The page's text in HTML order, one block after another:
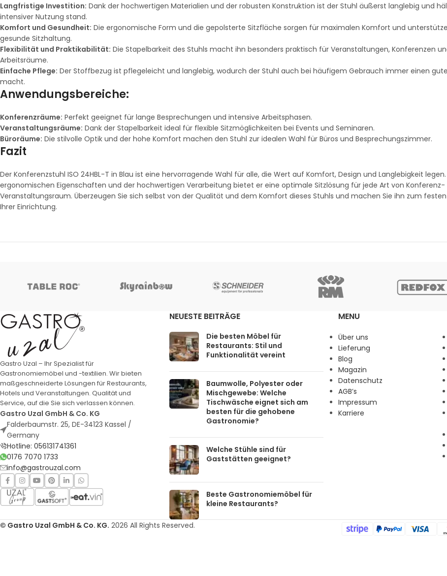
Langfristige Investition: Dank der hochwertigen Materialien und der robusten Konstruktion ist der Stuhl äußerst langlebig und
intensiver Nutzung stand.
Komfort und Gesundheit: Die ergonomische Form und die gepolsterte Sitzfläche sorgen für maximalen Komfort und
gesunde Sitzhaltung.
Flexibilität und Praktikabilität: Die Stapelbarkeit des Stuhls macht ihn besonders praktisch für Veranstaltungen, Konferenzen
Arbeitsräume.
Einfache Pflege: Der Stoffbezug ist pflegeleicht und langlebig, wodurch der Stuhl auch bei häufigem Gebrauch immer einen
macht.
Anwendungsbereiche:
Konferenzräume: Perfekt geeignet für lange Besprechungen und intensive Arbeitsphasen.
Veranstaltungsräume: Dank der Stapelbarkeit ideal für flexible Sitzmöglichkeiten bei Events und Seminaren.
Büroräume: Die stilvolle Optik und der hohe Komfort machen den Stuhl zur idealen Wahl für Büros und Besprechungszimmer.
Fazit
Der Konferenzstuhl ISO 24HBL-T in Blau ist eine hervorragende Wahl für alle, die Wert auf Komfort, Design und Langlebigkeit
ergonomischen Eigenschaften und der hochwertigen Verarbeitung bietet er eine optimale Sitzlösung für jede Art von Konferenz-
Veranstaltungsraum. Überzeugen Sie sich selbst von der Qualität und dem Komfort dieses Stuhls und machen Sie ihn zum
Ihrer Einrichtung.
Gastro Uzal – Ihr Spezialist für
Gastronomiemöbel und -textilien. Wir bieten
maßgeschneiderte Lösungen für Restaurants,
Hotels und Veranstaltungen. Qualität und
Service, auf die Sie sich verlassen können.
Gastro Uzal GmbH & Co. KG
Falderbaumstr. 25, DE-34123 Kassel /
Germany
Hotline: 056131741361
0176 7070 1733
info@gastrouzal.com
NEUESTE BEITRÄGE
Die besten Möbel für
Restaurants: Stil und
Funktionalität vereint
Baumwolle, Polyester oder
Mischgewebe: Welche
Tischwäsche eignet sich am
besten für die gehobene
Gastronomie?
Welche Stühle sind für
Gaststätten geeignet?
Beste Gastronomiemöbel für
kleine Restaurants?
MENU
Über uns
Lieferung
Blog
Magazin
Datenschutz
AGB’s
Impressum
Karriere
© Gastro Uzal GmbH & Co. KG. 2026 All Rights Reserved.